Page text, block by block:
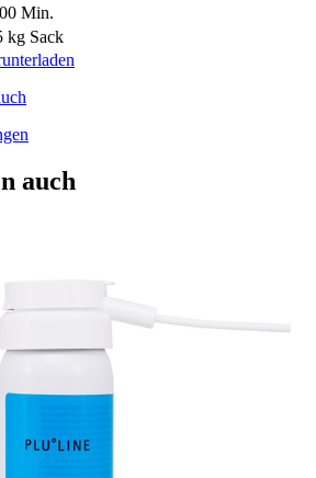
Min.
kg Sack
auch